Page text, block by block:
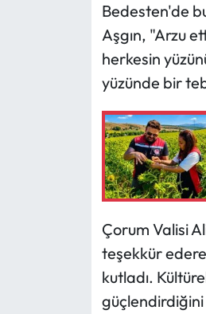
Bedesten'de
Aşgın, "Arzu
herkesin
yüzünde bir
Çorum Valisi
teşekkür
kutladı.
Yerel Haberler